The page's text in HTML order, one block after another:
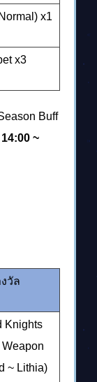
x1
x3
Buff
~
วัล
Knights
~ Lithia)